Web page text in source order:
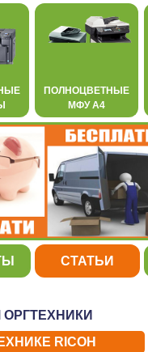
ПОЛНОЦВЕТНЫЕ
МФУ А4
СТАТЬИ
RICOH